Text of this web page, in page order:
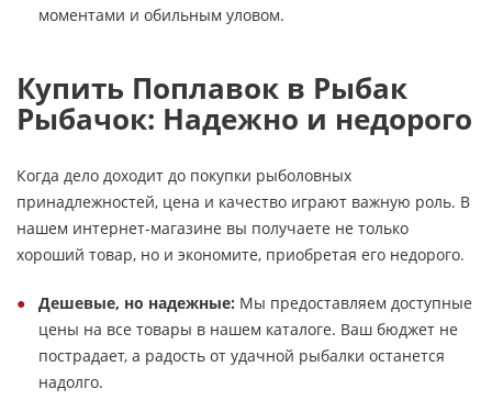
моментами и обильным уловом.
Купить Поплавок в Рыбак
Рыбачок: Надежно и недорого
Когда дело доходит до покупки рыболовных
принадлежностей, цена и качество играют важную роль. В
нашем интернет-магазине вы получаете не только
хороший товар, но и экономите, приобретая его недорого.
Дешевые, но надежные: Мы предоставляем доступные
цены на все товары в нашем каталоге. Ваш бюджет не
пострадает, а радость от удачной рыбалки останется
надолго.